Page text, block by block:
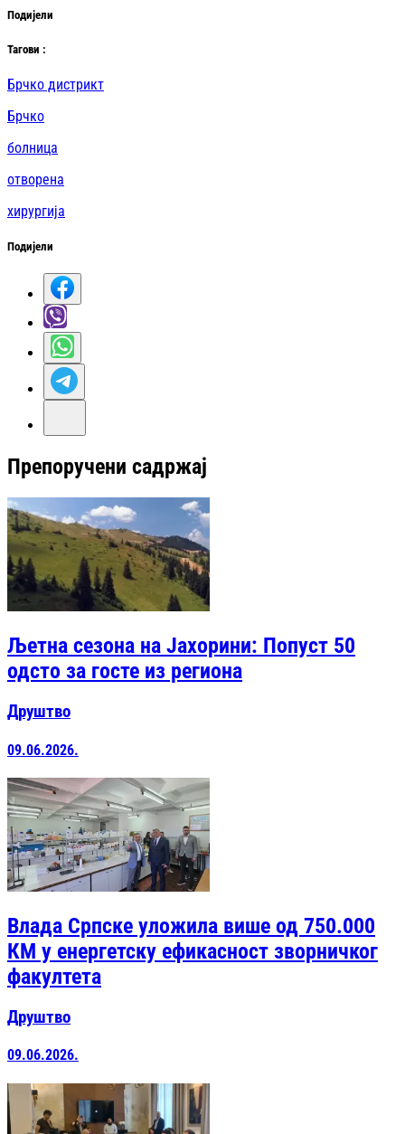
Подијели
Тагови :
Брчко дистрикт
Брчко
болница
отворена
хирургија
Подијели
Препоручени садржај
Љетна сезона на Јахорини: Попуст 50
одсто за госте из региона
Друштво
09.06.2026.
Влада Српске уложила више од 750.000
КМ у енергетску ефикасност зворничког
факултета
Друштво
09.06.2026.